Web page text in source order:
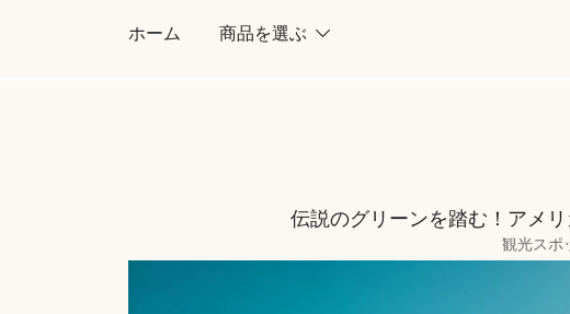
ホーム 商品を選ぶ
伝説のグリーンを踏む！アメリ
観光スポ